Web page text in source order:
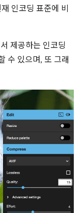
인코딩 표준에 비
제공하는 인코딩
수 있으며, 또 그래